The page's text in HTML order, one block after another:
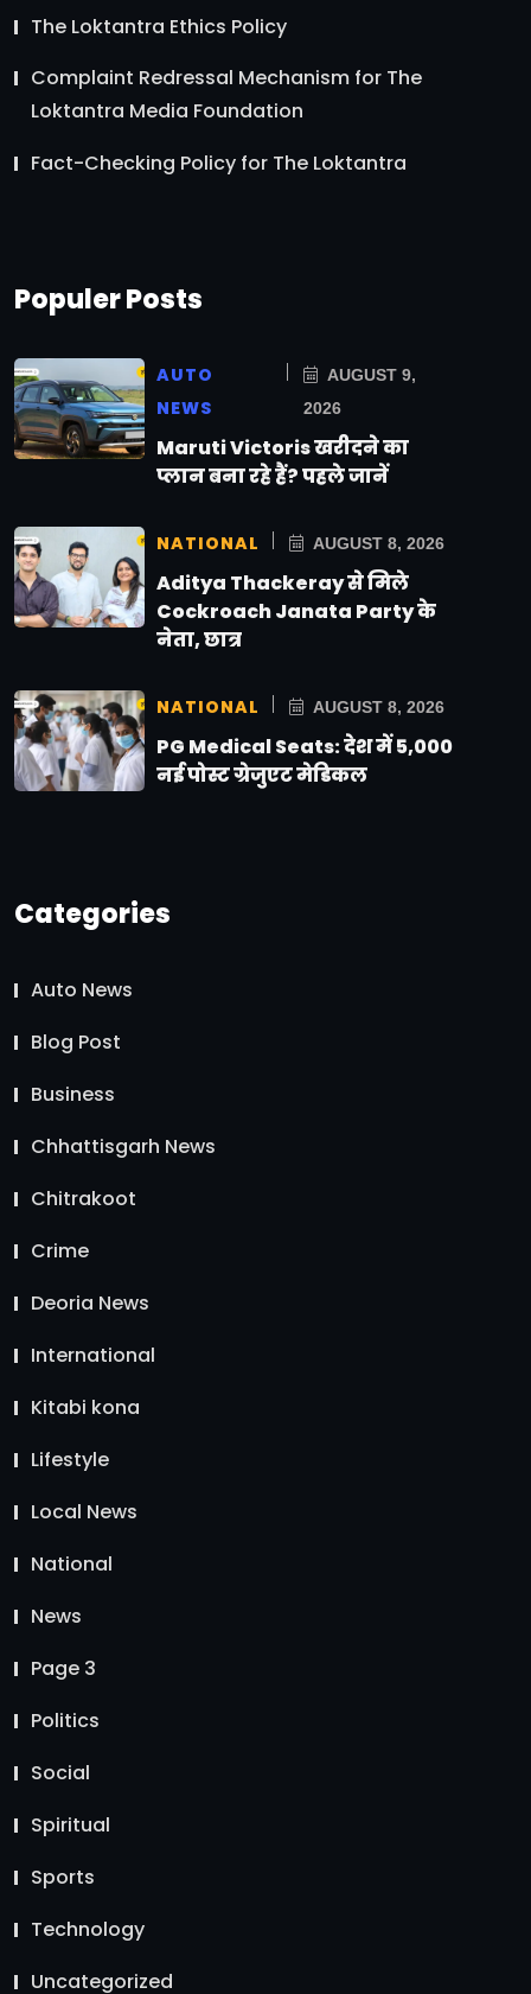
The Loktantra Ethics Policy
Complaint Redressal Mechanism for The
Loktantra Media Foundation
Fact-Checking Policy for The Loktantra
Populer Posts
AUTO
NEWS
AUGUST 9,
2026
Maruti Victoris खरीदने का
प्लान बना रहे हैं? पहले जानें
NATIONAL AUGUST 8, 2026
Aditya Thackeray से मिले
Cockroach Janata Party के
नेता, छात्र
NATIONAL AUGUST 8, 2026
PG Medical Seats: देश में 5,000
नई पोस्ट ग्रेजुएट मेडिकल
Categories
Auto News
Blog Post
Business
Chhattisgarh News
Chitrakoot
Crime
Deoria News
International
Kitabi kona
Lifestyle
Local News
National
News
Page 3
Politics
Social
Spiritual
Sports
Technology
Uncategorized